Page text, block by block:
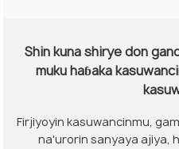
Shin kuna shirye don
muku haɓaka
Firjiyoyin kasuwancinmu,
na'urorin sanyaya ajiya,